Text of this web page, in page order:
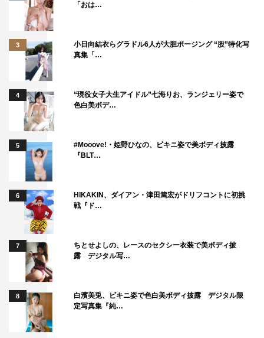
「おは…
3
小日向結衣らグラドル6人が大胆ポージング “股”特化写
真集「…
4
“現役女子大生アイドル”七海りお、ランジェリー姿で
色白美ボデ…
5
#Mooove!・姫野ひなの、ビキニ姿で美ボディ披露
『BLT…
6
HIKAKIN、ダイアン・津田篤宏がドリフコントに初挑
戦『ド…
7
ちとせよしの、レースのセクシー衣装で美ボディ披
露 デジタル写…
8
白濱美兎、ビキニ姿で色白美ボディ披露 デジタル限
定写真集『純…